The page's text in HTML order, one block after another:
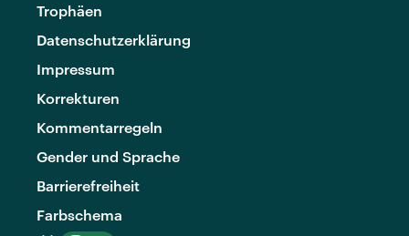
Trophäen
Datenschutzerklärung
Impressum
Korrekturen
Kommentarregeln
Gender und Sprache
Barrierefreiheit
Farbschema